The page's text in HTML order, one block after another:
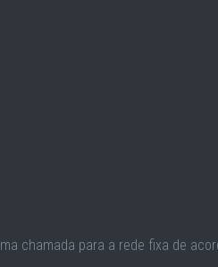
chamada para a rede fixa de